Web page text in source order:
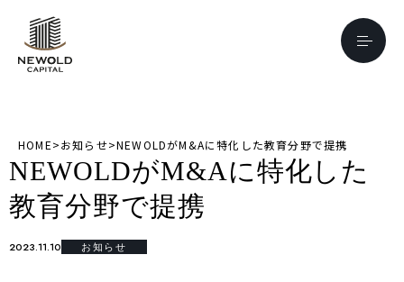
HOME>お知らせ>NEWOLDがM&Aに特化した教育分野で提携
NEWOLDがM&Aに特化した
教育分野で提携
2023.11.10 お知らせ